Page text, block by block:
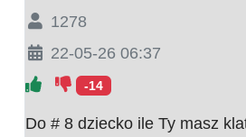
1278
22-05-26 06:37
-14
Do # 8 dziecko ile Ty masz